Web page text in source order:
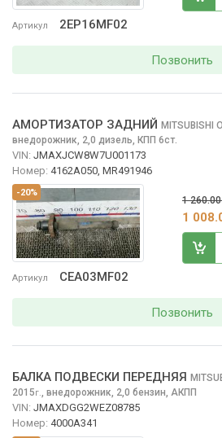
Артикул 2EP16MF02
Позвонить
-20%
Артикул CEA03MF02
АМОРТИЗАТОР ЗАДНИЙ MITSUBISHI
внедорожник, 2,0 дизель, КПП 6ст.
VIN: JMAXJCW8W7U001173
Номер: 4162A050, MR491946
1 260.00
1
Позвонить
БАЛКА ПОДВЕСКИ ПЕРЕДНЯЯ
2015г., внедорожник, 2,0 бензин, АКПП
VIN: JMAXDGG2WEZ08785
Номер: 4000A341